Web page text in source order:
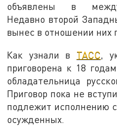
объявлены в
Недавно второй
вынес в отношении них
Как узнали в ТАСС,
приговорена к 18
обладательница
Приговор пока не
подлежит исполнению
осужденных.